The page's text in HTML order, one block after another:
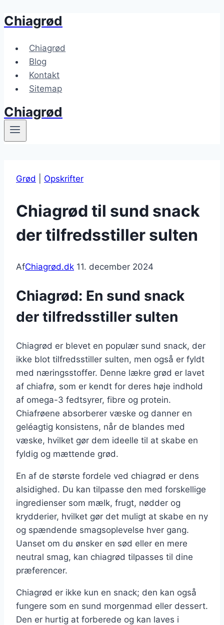
Fortsæt
indhold
Chiagrød
Chiagrød
Blog
Kontakt
Sitemap
Chiagrød
Grød Opskrifter
Chiagrød til sund snack
der tilfredsstiller sulten
AfChiagrød.dk 11. december 2024
Chiagrød: En sund snack
der tilfredsstiller sulten
Chiagrød er blevet en populær sund snack, der
ikke blot tilfredsstiller sulten, men også er fyldt
med næringsstoffer. Denne lækre grød er lavet
af chiafrø, som er kendt for deres høje indhold
af omega-3 fedtsyrer, fibre og protein.
Chiafrøene absorberer væske og danner en
geléagtig konsistens, når de blandes med
væske, hvilket gør dem ideelle til at skabe en
fyldig og mættende grød.
En af de største fordele ved chiagrød er dens
alsidighed. Du kan tilpasse den med forskellige
ingredienser som mælk, frugt, nødder og
krydderier, hvilket gør det muligt at skabe en ny
og spændende smagsoplevelse hver gang.
Uanset om du ønsker en sød eller en mere
neutral smag, kan chiagrød tilpasses til dine
præferencer.
Chiagrød er ikke kun en snack; den kan også
fungere som en sund morgenmad eller dessert.
Den er hurtig at forberede og kan laves i